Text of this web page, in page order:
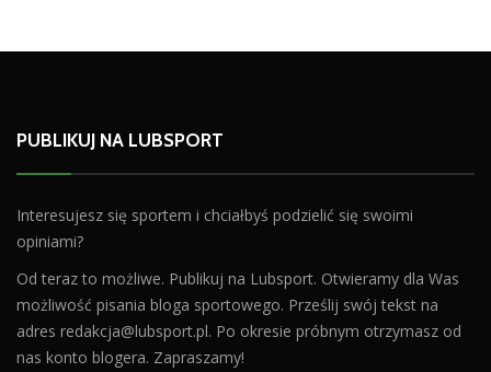
PUBLIKUJ NA LUBSPORT
Interesujesz się sportem i chciałbyś podzielić się swoimi
opiniami?
Od teraz to możliwe. Publikuj na Lubsport. Otwieramy dla Was
możliwość pisania bloga sportowego. Prześlij swój tekst na
adres redakcja@lubsport.pl. Po okresie próbnym otrzymasz od
nas konto blogera. Zapraszamy!